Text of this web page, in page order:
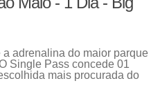
adrenalina do maior parque
Single Pass concede 01
mais procurada do